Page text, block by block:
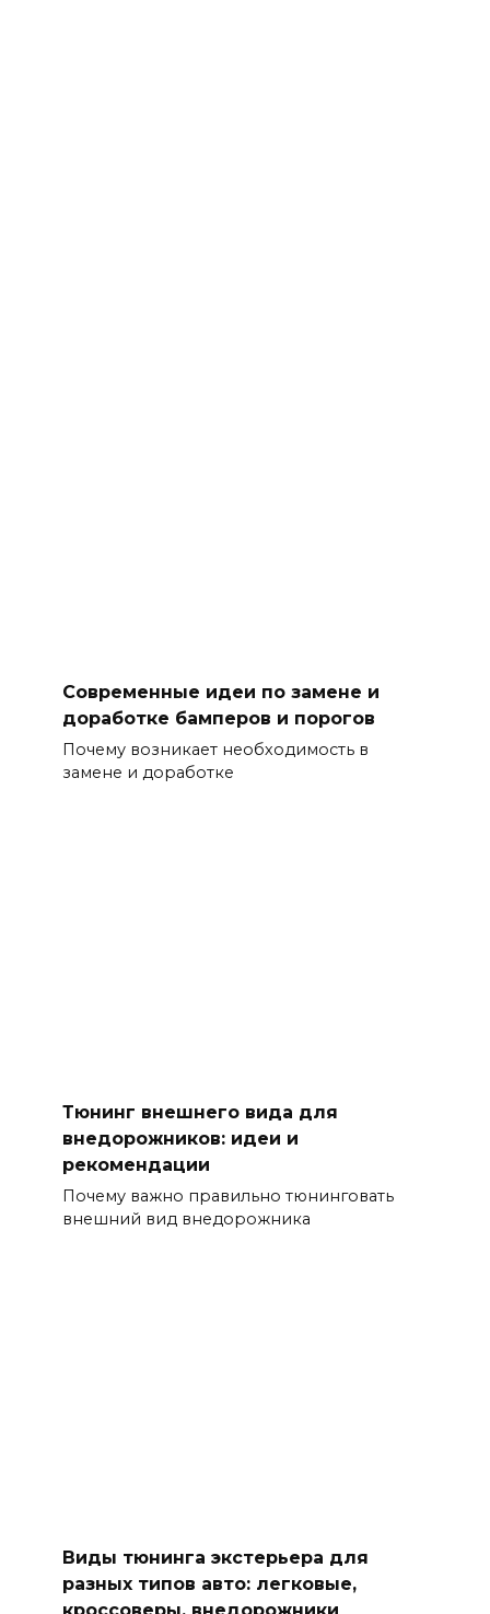
Современные идеи по замене и
доработке бамперов и порогов
Почему возникает необходимость в
замене и доработке
Тюнинг внешнего вида для
внедорожников: идеи и
рекомендации
Почему важно правильно тюнинговать
внешний вид внедорожника
Виды тюнинга экстерьера для
разных типов авто: легковые,